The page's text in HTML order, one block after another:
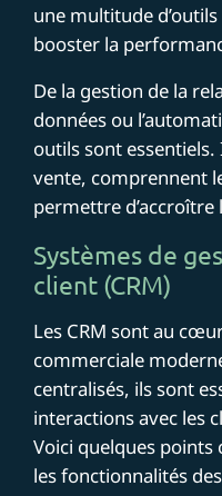
une multitude
booster la
De la gestion de la
données ou
outils sont
vente, comprennent
permettre d’accroître
Systèmes de
client (CRM)
Les CRM sont au
commerciale
centralisés, ils sont
interactions avec les
Voici quelques points
les fonctionnalités